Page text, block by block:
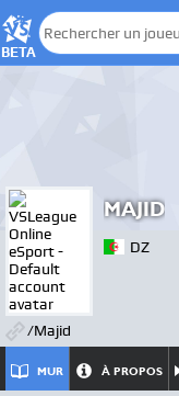
BETA
MAJID
/Majid
DZ
MUR À PROPOS